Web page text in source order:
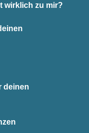
wirklich zu mir?
deinen